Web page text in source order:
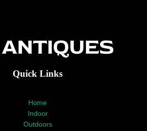
Quick Links
Home
Indoor
Outdoors